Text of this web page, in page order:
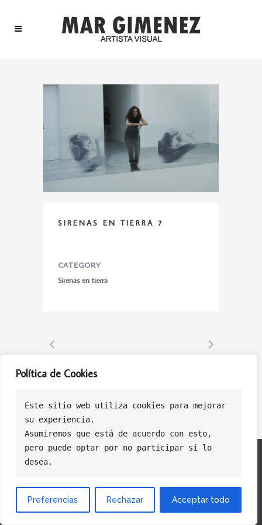
Política de Cookies
Este sitio web utiliza cookies para mejorar
su experiencia.
Asumiremos que está de acuerdo con esto,
pero puede optar por no participar si lo
desea.
Preferencias Rechazar Acceptar todo
SIRENAS EN TIERRA 7
CATEGORY
Sirenas en tierra
Politica de Privacidad Politica de Cookies
© Copyright Licasoft Software